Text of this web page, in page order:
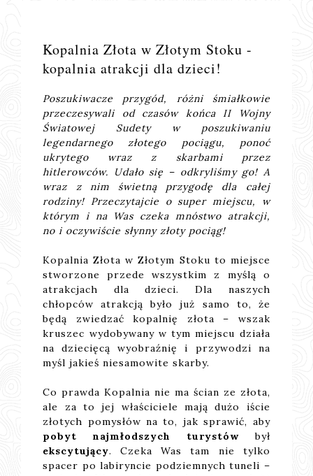
Kopalnia Złota w Złotym Stoku -
kopalnia atrakcji dla dzieci!
Poszukiwacze przygód, różni śmiałkowie
przeczesywali od czasów końca II Wojny
Światowej Sudety w poszukiwaniu
legendarnego złotego pociągu, ponoć
ukrytego wraz z skarbami przez
hitlerowców. Udało się – odkryliśmy go! A
wraz z nim świetną przygodę dla całej
rodziny! Przeczytajcie o super miejscu, w
którym i na Was czeka mnóstwo atrakcji,
no i oczywiście słynny złoty pociąg!
Kopalnia Złota w Złotym Stoku to miejsce
stworzone przede wszystkim z myślą o
atrakcjach dla dzieci. Dla naszych
chłopców atrakcją było już samo to, że
będą zwiedzać kopalnię złota – wszak
kruszec wydobywany w tym miejscu działa
na dziecięcą wyobraźnię i przywodzi na
myśl jakieś niesamowite skarby.
Co prawda Kopalnia nie ma ścian ze złota,
ale za to jej właściciele mają dużo iście
złotych pomysłów na to, jak sprawić, aby
pobyt najmłodszych turystówbył
ekscytujący. Czeka Was tam nie tylko
spacer po labiryncie podziemnych tuneli –